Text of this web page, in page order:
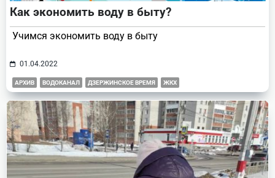
Как экономить воду в быту?
Учимся экономить воду в быту
01.04.2022
АРХИВ ВОДОКАНАЛ ДЗЕРЖИНСКОЕ ВРЕМЯ ЖКХ